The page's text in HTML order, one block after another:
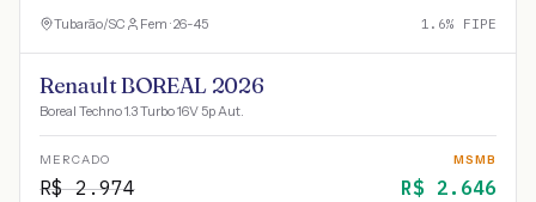
Tubarão/SC Fem · 26-45 1.6% FIPE
Renault BOREAL 2026
Boreal Techno 1.3 Turbo 16V 5p Aut.
MERCADO
R$2.974
MSMB
R$ 2.646